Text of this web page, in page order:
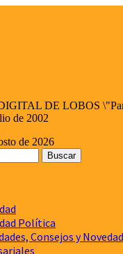
DE LOBOS
de 2002
de 2026
Política
Consejos y